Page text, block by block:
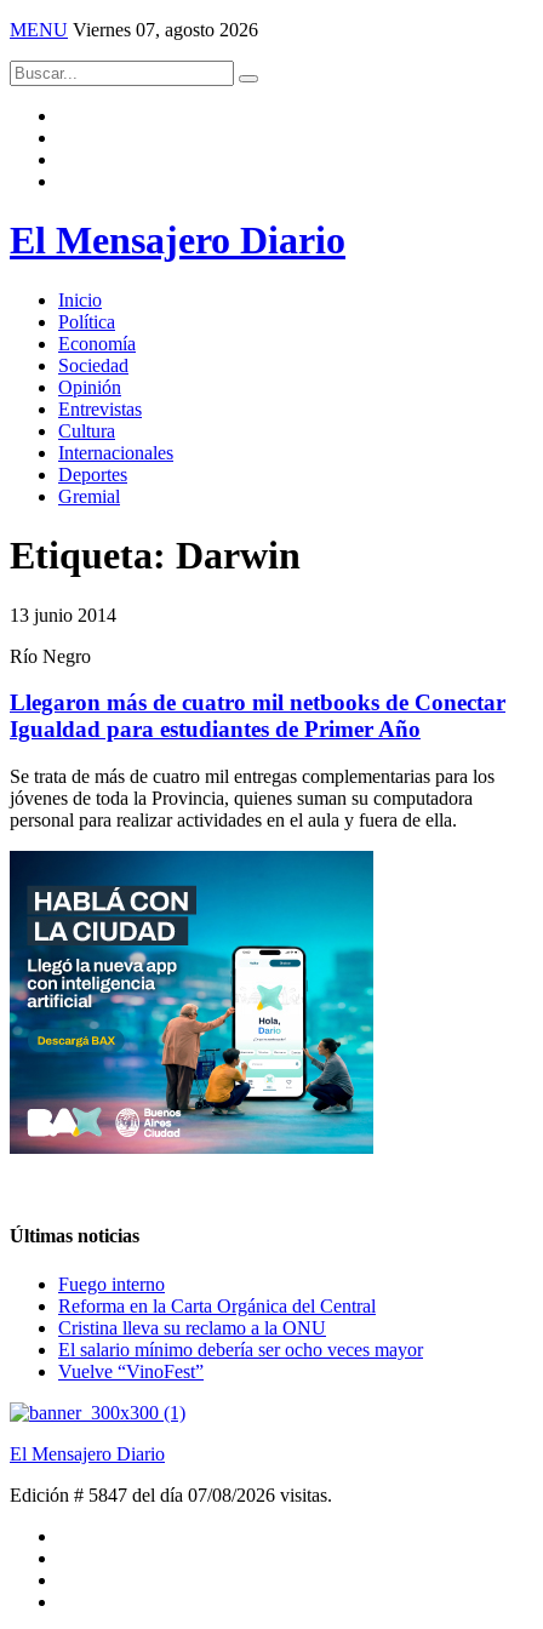
MENU Viernes 07, agosto 2026
El Mensajero Diario
Inicio
Política
Economía
Sociedad
Opinión
Entrevistas
Cultura
Internacionales
Deportes
Gremial
Etiqueta: Darwin
13 junio 2014
Río Negro
Llegaron más de cuatro mil netbooks de Conectar
Igualdad para estudiantes de Primer Año
Se trata de más de cuatro mil entregas complementarias para los
jóvenes de toda la Provincia, quienes suman su computadora
personal para realizar actividades en el aula y fuera de ella.
Últimas noticias
Fuego interno
Reforma en la Carta Orgánica del Central
Cristina lleva su reclamo a la ONU
El salario mínimo debería ser ocho veces mayor
Vuelve “VinoFest”
El Mensajero Diario
Edición # 5847 del día 07/08/2026 visitas.